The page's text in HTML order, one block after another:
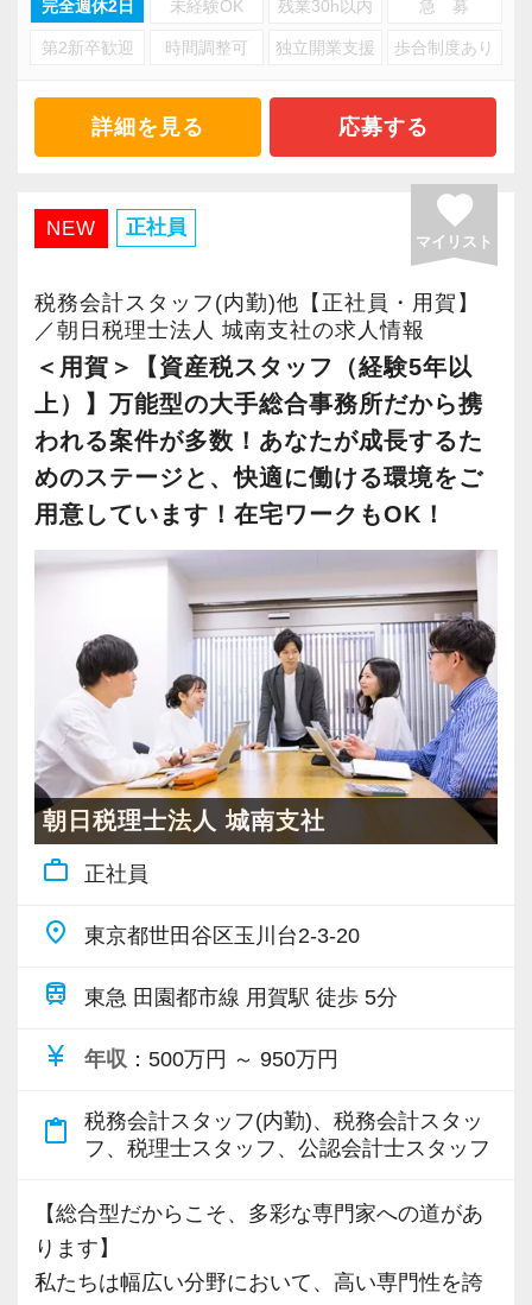
規模の大きい事務所なので大型案件も多く、ス
テークホルダーからのご紹介でVIP層の特殊事案
経営には各社のストーリーがあり、それぞれの
状況を分析しながらマネジメントを行うやりが
【経営に悩むお客様を導く経営戦略×税務会計コ
ンサルタント】
FASスタッフとは、経営に課題を抱えているお
客様に対して多彩な分析や知見をもとに改善へ
導くポジションです。
≪入所後にお任せする仕事≫
決算書分析、財務会計・管理会計の指導、経営
戦略や経営計画書の作成、資金繰り計画の立案
等をはじめ、M&Aにおけるアドバイザリー業
務、事業再生、事業承継、組織再編、IPO支援
業務など、幅広い業務をお任せします。
≪キャリアを活かしつつ、税務会計の専門性を
吸収できる！≫
これまでのコンサルティング経験を失うことな
く活かせるのはもちろん、税理士法人の一員と
して税法や税務に関する専門性も身に付けるこ
とができます。
ドバイザーとして経営の根幹にまで貢献できる
仕事がしたい、という方も大歓迎です。
≪求める人物像≫
す。
◎コンサルティング会社などでのコンサルティ
◎事業会社の経理などを管理していた経験
◎マネーフォワードの導入支援経験
※いずれも5年前後の経験を想定
完全週休2日 未経験OK 残業30h以内 急 募
第2新卒歓迎 時間調整可 独立開業支援 歩合制度あり
詳細を見る 応募する
NEW 正社員 favorite
マイリスト
税務会計スタッフ(内勤)他【正社員・用賀】
／朝日税理士法人 城南支社の求人情報
＜用賀＞【資産税スタッフ（経験5年以
上）】万能型の大手総合事務所だから携
われる案件が多数！あなたが成長するた
めのステージと、快適に働ける環境をご
用意しています！在宅ワークもOK！
朝日税理士法人 城南支社
work_outline 正社員
place 東京都世田谷区玉川台2-3-20
train 東急 田園都市線 用賀駅 徒歩 5分
currency_yen 年収 ：500万円 ～ 950万円
content_paste
税務会計スタッフ(内勤)、税務会計スタッ
フ、税理士スタッフ、公認会計士スタッフ
【総合型だからこそ、多彩な専門家への道があ
ります】
私たちは幅広い分野において、高い専門性を誇